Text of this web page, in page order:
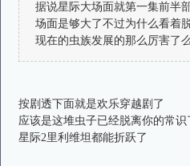
据说星际大场面就第一集前半
场面是够大了不过为什么看着
现在的虫族发展的那么厉害了
按剧透下面就是欢乐穿越剧了
应该是这堆虫子已经脱离你的常识
星际2里利维坦都能折跃了